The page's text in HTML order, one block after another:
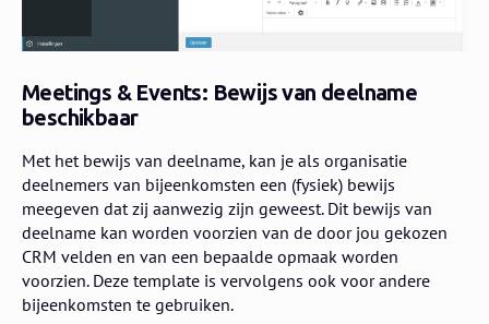
Meetings & Events: Bewijs van deelname
beschikbaar
Met het bewijs van deelname, kan je als organisatie
deelnemers van bijeenkomsten een (fysiek) bewijs
meegeven dat zij aanwezig zijn geweest. Dit bewijs van
deelname kan worden voorzien van de door jou gekozen
CRM velden en van een bepaalde opmaak worden
voorzien. Deze template is vervolgens ook voor andere
bijeenkomsten te gebruiken.